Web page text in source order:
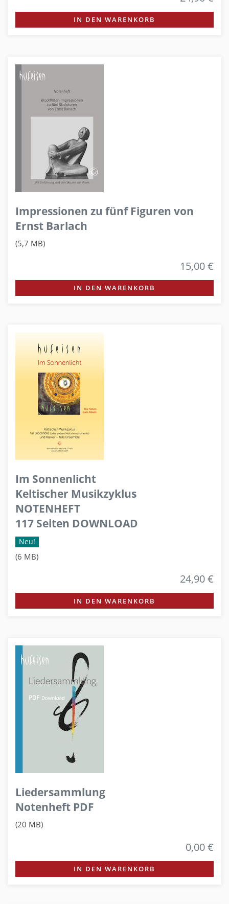
IN DEN WARENKORB
Impressionen zu fünf Figuren von
Ernst Barlach
(5,7 MB)
15,00 €
IN DEN WARENKORB
Im Sonnenlicht
Keltischer Musikzyklus
NOTENHEFT
117 Seiten DOWNLOAD
Neu!
(6 MB)
24,90 €
IN DEN WARENKORB
Liedersammlung
Notenheft PDF
(20 MB)
0,00 €
IN DEN WARENKORB